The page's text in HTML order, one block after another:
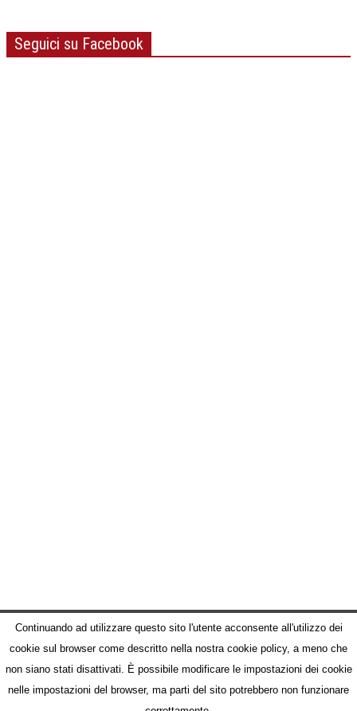
Continuando ad utilizzare questo sito l'utente acconsente all'utilizzo dei
cookie sul browser come descritto nella nostra cookie policy, a meno che
non siano stati disattivati. È possibile modificare le impostazioni dei cookie
nelle impostazioni del browser, ma parti del sito potrebbero non funzionare
Seguici su Facebook
© Comunicazione, Promozione della città di NA - Staff Sindaco
Facebook